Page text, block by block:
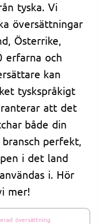
tyska. Vi
översättningar
Österrike,
erfarna och
kan
tyskspråkigt
att det
både din
perfekt,
i det land
i. Hör
mer!
översättning